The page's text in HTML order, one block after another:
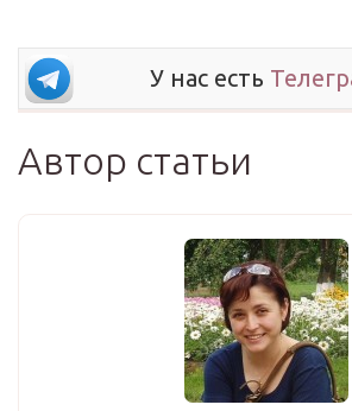
У нас есть
Автор статьи